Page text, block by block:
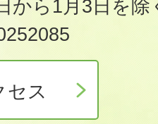
から1月3日を除
セス